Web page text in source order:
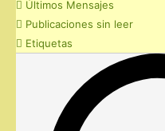
Últimos Mensajes
Publicaciones sin leer
Etiquetas